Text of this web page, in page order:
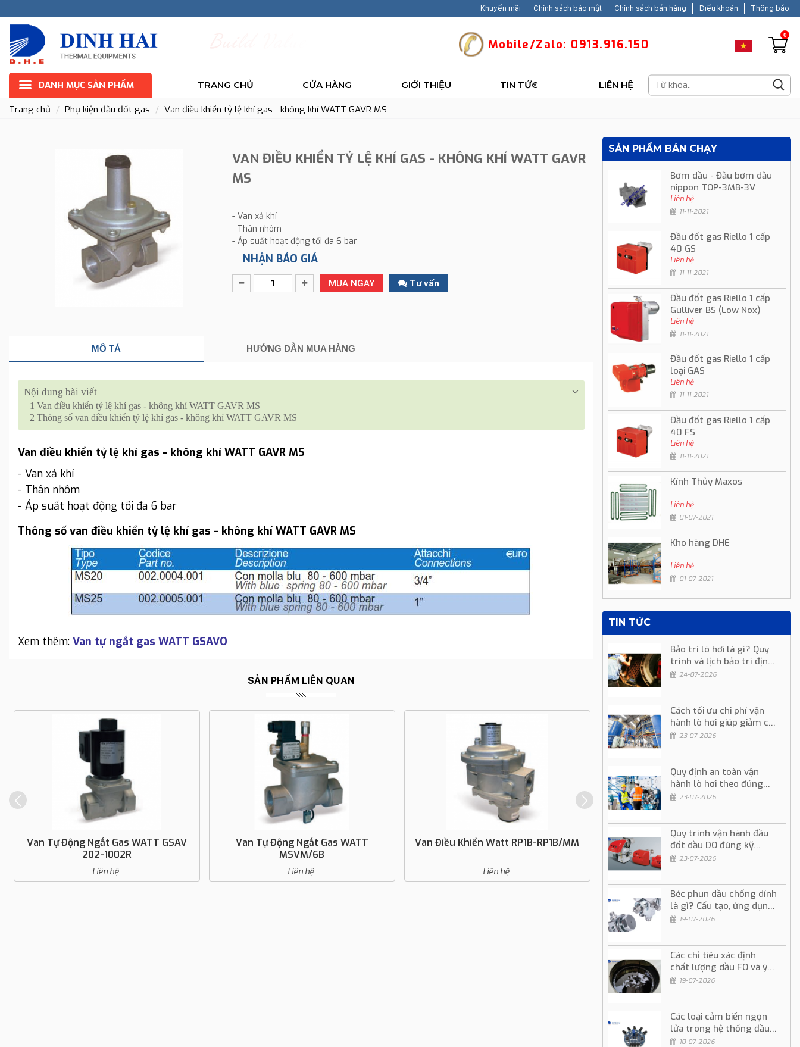
Khuyến mãi Chính sách bảo mật Chính sách bán hàng Điều khoản Thông báo
Mobile/Zalo: 0913.916.150
0
DANH MỤC SẢN PHẨM TRANG CHỦ CỬA HÀNG GIỚI THIỆU TIN TỨC LIÊN HỆ
Trang chủ Phụ kiện đầu đốt gas Van điều khiển tỷ lệ khí gas - không khí WATT GAVR MS
VAN ĐIỀU KHIỂN TỶ LỆ KHÍ GAS - KHÔNG KHÍ WATT GAVR
MS
- Van xả khí
- Thân nhôm
- Áp suất hoạt động tối đa 6 bar
NHẬN BÁO GIÁ
MUA NGAY Tư vấn
MÔ TẢ HƯỚNG DẪN MUA HÀNG
Nội dung bài viết
1 Van điều khiển tỷ lệ khí gas - không khí WATT GAVR MS
2 Thông số van điều khiển tỷ lệ khí gas - không khí WATT GAVR MS
Van điều khiển tỷ lệ khí gas - không khí WATT GAVR MS
- Van xả khí
- Thân nhôm
- Áp suất hoạt động tối đa 6 bar
Thông số van điều khiển tỷ lệ khí gas - không khí WATT GAVR MS
Xem thêm: Van tự ngắt gas WATT GSAVO
SẢN PHẨM LIÊN QUAN
Van Tự Động Ngắt Gas WATT GSAV
202-1002R
Liên hệ
Van Tự Động Ngắt Gas WATT
MSVM/6B
Liên hệ
Van Điều Khiển Watt RP1B-RP1B/MM
Liên hệ
Bộ Lọc Dành Cho Khí Và Không Khí
WATT 70680
SẢN PHẨM BÁN CHẠY
Bơm dầu - Đầu bơm dầu
nippon TOP-3MB-3V
Liên hệ
11-11-2021
Đầu đốt gas Riello 1 cấp
40 GS
Liên hệ
11-11-2021
Đầu đốt gas Riello 1 cấp
Gulliver BS (Low Nox)
Liên hệ
11-11-2021
Đầu đốt gas Riello 1 cấp
loại GAS
Liên hệ
11-11-2021
Đầu đốt gas Riello 1 cấp
40 FS
Liên hệ
11-11-2021
Kính Thủy Maxos
Liên hệ
01-07-2021
Kho hàng DHE
Liên hệ
01-07-2021
TIN TỨC
Bảo trì lò hơi là gì? Quy
trình và lịch bảo trì định
kỳ24-07-2026
Cách tối ưu chi phí vận
hành lò hơi giúp giảm chi
phí sản xuất
23-07-2026
Quy định an toàn vận
hành lò hơi theo đúng
quy trình kỹ thuật
23-07-2026
Quy trình vận hành đầu
đốt dầu DO đúng kỹ
thuật và an toàn
23-07-2026
Béc phun dầu chống dính
là gì? Cấu tạo, ứng dụng
và cách sử dụng
19-07-2026
Các chỉ tiêu xác định
chất lượng dầu FO và ý
nghĩa trong vận hành
19-07-2026
Các loại cảm biến ngọn
lửa trong hệ thống đầu
đốt dầu và gas
10-07-2026